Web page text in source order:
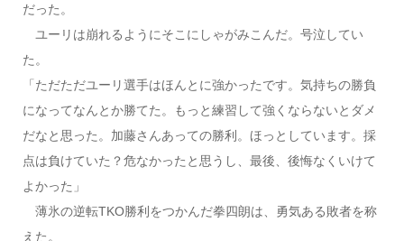
だった。
ユーリは崩れるようにそこにしゃがみこんだ。号泣してい
た。
「ただただユーリ選手はほんとに強かったです。気持ちの勝負
になってなんとか勝てた。もっと練習して強くならないとダメ
だなと思った。加藤さんあっての勝利。ほっとしています。採
点は負けていた？危なかったと思うし、最後、後悔なくいけて
よかった」
薄氷の逆転TKO勝利をつかんだ拳四朗は、勇気ある敗者を称
えた。